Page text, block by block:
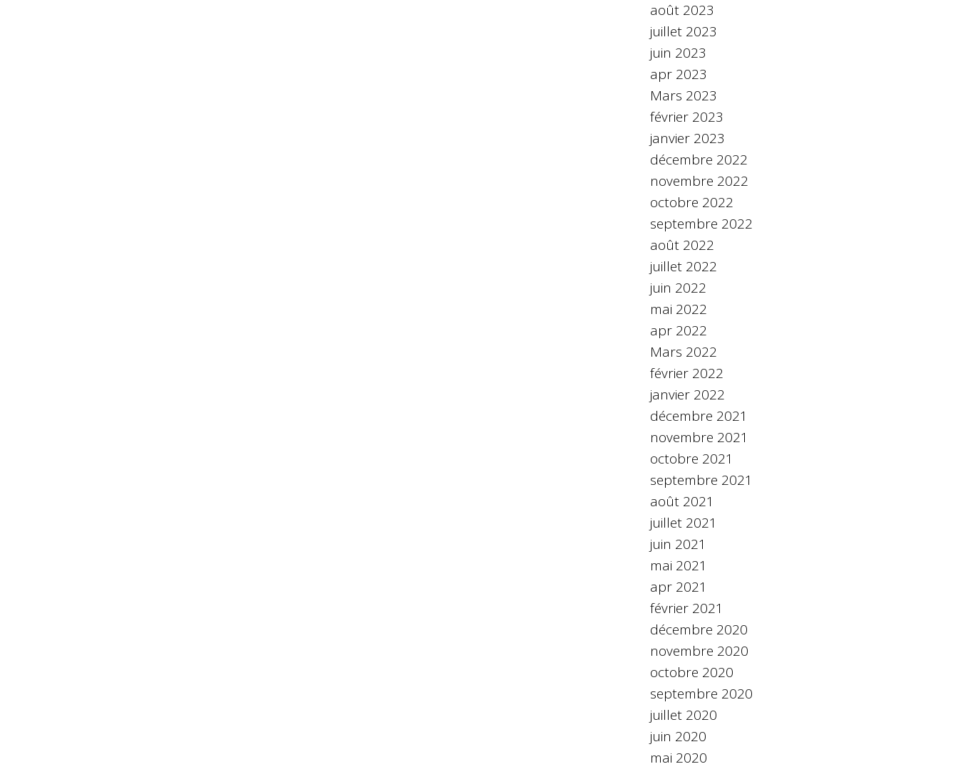
août 2023
juillet 2023
juin 2023
apr 2023
Mars 2023
février 2023
janvier 2023
décembre 2022
novembre 2022
octobre 2022
septembre 2022
août 2022
juillet 2022
juin 2022
mai 2022
apr 2022
Mars 2022
février 2022
janvier 2022
décembre 2021
novembre 2021
octobre 2021
septembre 2021
août 2021
juillet 2021
juin 2021
mai 2021
apr 2021
février 2021
décembre 2020
novembre 2020
octobre 2020
septembre 2020
juillet 2020
juin 2020
mai 2020